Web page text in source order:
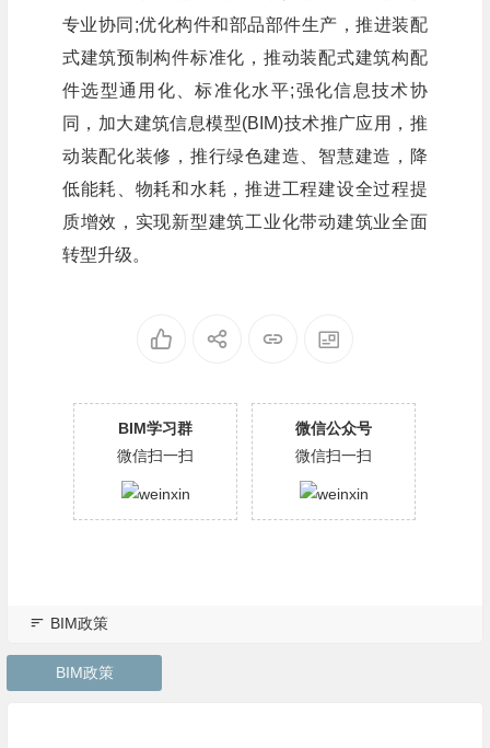
专业协同;优化构件和部品部件生产，推进装配
式建筑预制构件标准化，推动装配式建筑构配
件选型通用化、标准化水平;强化信息技术协
同，加大建筑信息模型(BIM)技术推广应用，推
动装配化装修，推行绿色建造、智慧建造，降
低能耗、物耗和水耗，推进工程建设全过程提
质增效，实现新型建筑工业化带动建筑业全面
转型升级。
BIM学习群
微信扫一扫
微信公众号
微信扫一扫
BIM政策
BIM政策